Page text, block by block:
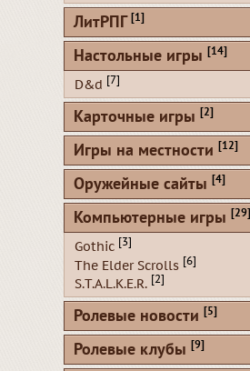
ЛитРПГ [1]
Настольные игры [14]
D&d [7]
Карточные игры [2]
Игры на местности [12]
Оружейные сайты [4]
Компьютерные игры [29]
Gothic [3]
The Elder Scrolls [6]
S.T.A.L.K.E.R. [2]
Ролевые новости [5]
Ролевые клубы [9]